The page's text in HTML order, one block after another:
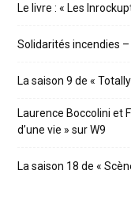
Le livre : « Les
Solidarités incendies
La saison 9 de «
Laurence Boccolini et
d’une vie » sur W9
La saison 18 de «